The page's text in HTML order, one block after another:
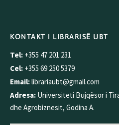
KONTAKT I LIBRARISË UBT
Tel: +355 47 201 231
Cel: +355 69 250 5379
Email:librariaubt@gmail.com
Adresa: Universiteti Bujqësor i
dhe Agrobiznesit, Godina A.